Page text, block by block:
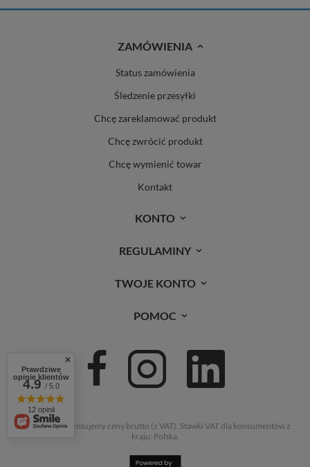
ZAMÓWIENIA
Status zamówienia
Śledzenie przesyłki
Chcę zareklamować produkt
Chcę zwrócić produkt
Chcę wymienić towar
Kontakt
KONTO
REGULAMINY
TWOJE KONTO
POMOC
W sklepie prezentujemy ceny brutto (z VAT). Stawki VAT dla konsumentów z
kraju: Polska.
Prawdziwe
opinie klientów
4.9/ 5.0
12 opinii